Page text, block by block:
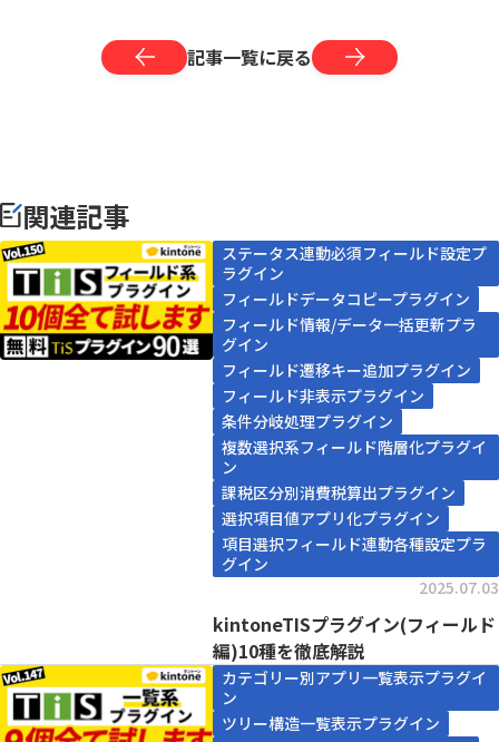
記事一覧に戻る
関連記事
ステータス連動必須フィールド設定プ
ラグイン
フィールドデータコピープラグイン
フィールド情報/データ一括更新プラ
グイン
フィールド遷移キー追加プラグイン
フィールド非表示プラグイン
条件分岐処理プラグイン
複数選択系フィールド階層化プラグイ
ン
課税区分別消費税算出プラグイン
選択項目値アプリ化プラグイン
項目選択フィールド連動各種設定プラ
グイン
2025.07.03
kintoneTISプラグイン(フィールド
編)10種を徹底解説
カテゴリー別アプリ一覧表示プラグイ
ン
ツリー構造一覧表示プラグイン